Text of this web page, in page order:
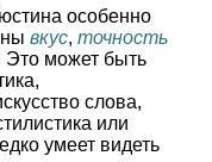
особенно
вкус, точность
Это может быть
слова,
или
умеет видеть